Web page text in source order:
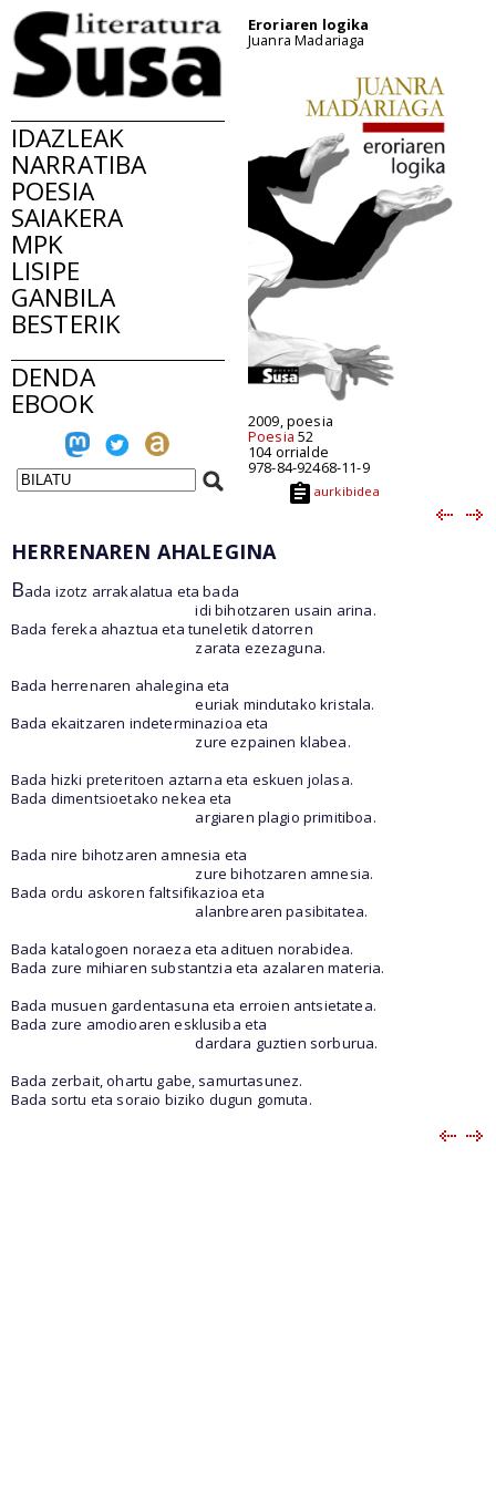
IDAZLEAK
NARRATIBA
POESIA
SAIAKERA
MPK
LISIPE
GANBILA
BESTERIK
DENDA
EBOOK
Eroriaren logika
Juanra Madariaga
2009, poesia
Poesia 52
104 orrialde
978-84-92468-11-9
aurkibidea
HERRENAREN AHALEGINA
Bada izotz arrakalatua eta bada
idi bihotzaren usain arina.
Bada fereka ahaztua eta tuneletik datorren
zarata ezezaguna.
Bada herrenaren ahalegina eta
euriak mindutako kristala.
Bada ekaitzaren indeterminazioa eta
zure ezpainen klabea.
Bada hizki preteritoen aztarna eta eskuen jolasa.
Bada dimentsioetako nekea eta
argiaren plagio primitiboa.
Bada nire bihotzaren amnesia eta
zure bihotzaren amnesia.
Bada ordu askoren faltsifikazioa eta
alanbrearen pasibitatea.
Bada katalogoen noraeza eta adituen norabidea.
Bada zure mihiaren substantzia eta azalaren materia.
Bada musuen gardentasuna eta erroien antsietatea.
Bada zure amodioaren esklusiba eta
dardara guztien sorburua.
Bada zerbait, ohartu gabe, samurtasunez.
Bada sortu eta soraio biziko dugun gomuta.